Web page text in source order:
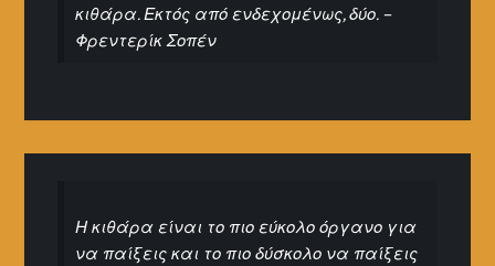
κιθάρα. Εκτός από ενδεχομένως, δύο. –
Φρεντερίκ Σοπέν
Η κιθάρα είναι το πιο εύκολο όργανο για
να παίξεις και το πιο δύσκολο να παίξεις